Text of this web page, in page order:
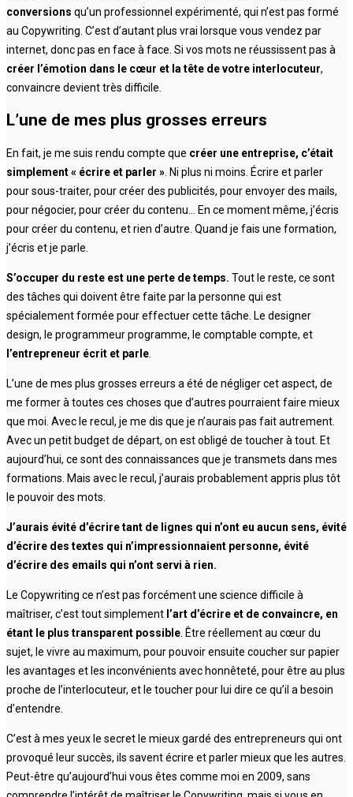
conversions qu’un professionnel expérimenté, qui n’est pas formé
au Copywriting. C’est d’autant plus vrai lorsque vous vendez par
internet, donc pas en face à face. Si vos mots ne réussissent pas à
créer l’émotion dans le cœur et la tête de votre interlocuteur,
convaincre devient très difficile.
L’une de mes plus grosses erreurs
En fait, je me suis rendu compte que créer une entreprise, c’était
simplement « écrire et parler » . Ni plus ni moins. Écrire et parler
pour sous-traiter, pour créer des publicités, pour envoyer des mails,
pour négocier, pour créer du contenu… En ce moment même, j’écris
pour créer du contenu, et rien d’autre. Quand je fais une formation,
j’écris et je parle.
S’occuper du reste est une perte de temps. Tout le reste, ce sont
des tâches qui doivent être faite par la personne qui est
spécialement formée pour effectuer cette tâche. Le designer
design, le programmeur programme, le comptable compte, et
l’entrepreneur écrit et parle
L’une de mes plus grosses erreurs a été de négliger cet aspect, de
me former à toutes ces choses que d’autres pourraient faire mieux
que moi. Avec le recul, je me dis que je n’aurais pas fait autrement.
Avec un petit budget de départ, on est obligé de toucher à tout. Et
aujourd’hui, ce sont des connaissances que je transmets dans mes
formations. Mais avec le recul, j’aurais probablement appris plus tôt
le pouvoir des mots.
J’aurais évité d’écrire tant de lignes qui n’ont eu aucun sens, évité
d’écrire des textes qui n’impressionnaient personne, évité
d’écrire des emails qui n’ont servi à rien.
Le Copywriting ce n’est pas forcément une science difficile à
maîtriser, c’est tout simplement l’art d’écrire et de convaincre, en
étant le plus transparent possible . Être réellement au cœur du
sujet, le vivre au maximum, pour pouvoir ensuite coucher sur papier
les avantages et les inconvénients avec honnêteté, pour être au plus
proche de l’interlocuteur, et le toucher pour lui dire ce qu’il a besoin
d’entendre.
C’est à mes yeux le secret le mieux gardé des entrepreneurs qui ont
provoqué leur succès, ils savent écrire et parler mieux que les autres.
Peut-être qu’aujourd’hui vous êtes comme moi en 2009, sans